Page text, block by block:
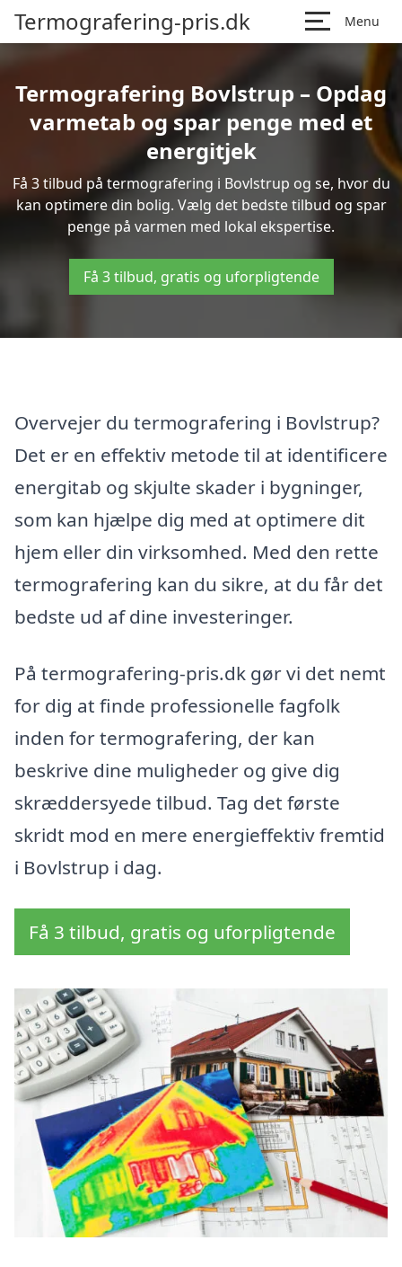
Termografering-pris.dk Menu
Termografering Bovlstrup – Opdag
varmetab og spar penge med et
energitjek
Få 3 tilbud på termografering i Bovlstrup og se, hvor du
kan optimere din bolig. Vælg det bedste tilbud og spar
penge på varmen med lokal ekspertise.
Få 3 tilbud, gratis og uforpligtende
Overvejer du termografering i Bovlstrup?
Det er en effektiv metode til at identificere
energitab og skjulte skader i bygninger,
som kan hjælpe dig med at optimere dit
hjem eller din virksomhed. Med den rette
termografering kan du sikre, at du får det
bedste ud af dine investeringer.
På termografering-pris.dk gør vi det nemt
for dig at finde professionelle fagfolk
inden for termografering, der kan
beskrive dine muligheder og give dig
skræddersyede tilbud. Tag det første
skridt mod en mere energieffektiv fremtid
i Bovlstrup i dag.
Få 3 tilbud, gratis og uforpligtende